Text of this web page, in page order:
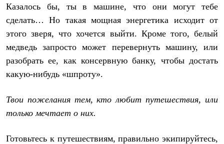
Казалось бы, ты в машине, что они могут тебе
сделать… Но такая мощная энергетика исходит от
этого зверя, что хочется выйти. Кроме того, белый
медведь запросто может перевернуть машину, или
разобрать ее, как консервную банку, чтобы достать
какую-нибудь «шпроту».
Твои пожелания тем, кто любит путешествия, или
только мечтает о них.
Готовьтесь к путешествиям, правильно экипируйтесь,